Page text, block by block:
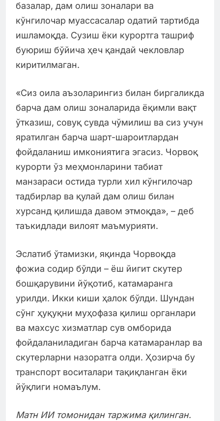
базалар, дам олиш зоналари ва
кўнгилочар муассасалар одатий тартибда
ишламоқда. Сузиш ёки курортга ташриф
буюриш бўйича ҳеч қандай чекловлар
киритилмаган.
«Сиз оила аъзоларингиз билан биргаликда
барча дам олиш зоналарида ёқимли вақт
ўтказиш, совуқ сувда чўмилиш ва сиз учун
яратилган барча шарт-шароитлардан
фойдаланиш имкониятига эгасиз. Чорвоқ
курорти ўз меҳмонларини табиат
манзараси остида турли хил кўнгилочар
тадбирлар ва қулай дам олиш билан
хурсанд қилишда давом этмоқда», – деб
таъкидлади вилоят маъмурияти.
Эслатиб ўтамизки, яқинда Чорвоқда
фожиа содир бўлди – ёш йигит скутер
бошқарувини йўқотиб, катамаранга
урилди. Икки киши ҳалок бўлди. Шундан
сўнг ҳуқуқни муҳофаза қилиш органлари
ва махсус хизматлар сув омборида
фойдаланиладиган барча катамаранлар ва
скутерларни назоратга олди. Ҳозирча бу
транспорт воситалари тақиқланган ёки
йўқлиги номаълум.
Матн ИИ томонидан таржима қилинган.